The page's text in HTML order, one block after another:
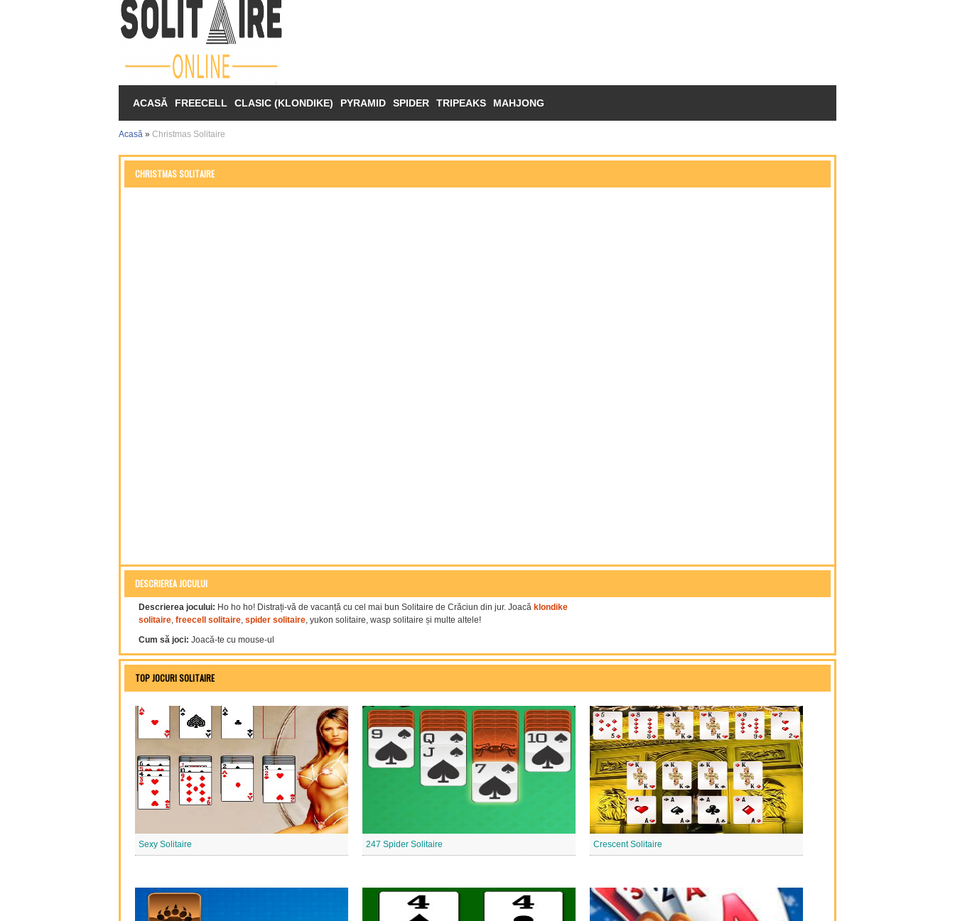
ACASĂ FREECELL CLASIC (KLONDIKE) PYRAMID SPIDER TRIPEAKS MAHJONG
Acasă » Christmas Solitaire
CHRISTMAS SOLITAIRE
DESCRIEREA JOCULUI
Descrierea jocului: Ho ho ho! Distrați-vă de vacanță cu cel mai bun Solitaire de Crăciun din jur. Joacă klondike
solitaire, freecell solitaire, spider solitaire, yukon solitaire, wasp solitaire și multe altele!
Cum să joci: Joacă-te cu mouse-ul
TOP JOCURI SOLITAIRE
Sexy Solitaire 247 Spider Solitaire Crescent Solitaire